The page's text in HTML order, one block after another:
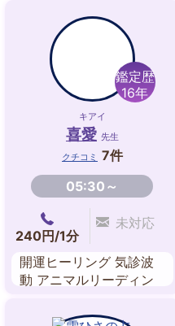
鑑定歴
16年
キアイ
喜愛 先生
クチコミ 7件
05:30～
240円/1分
未対応
開運ヒーリング 気診波
動 アニマルリーディン
ャクラ調整 守護龍占い